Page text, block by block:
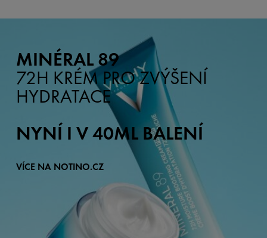
MINÉRAL 89
72H KRÉM PRO ZVÝŠENÍ
HYDRATACE
NYNÍ I V 40ML BALENÍ
VÍCE NA NOTINO.CZ